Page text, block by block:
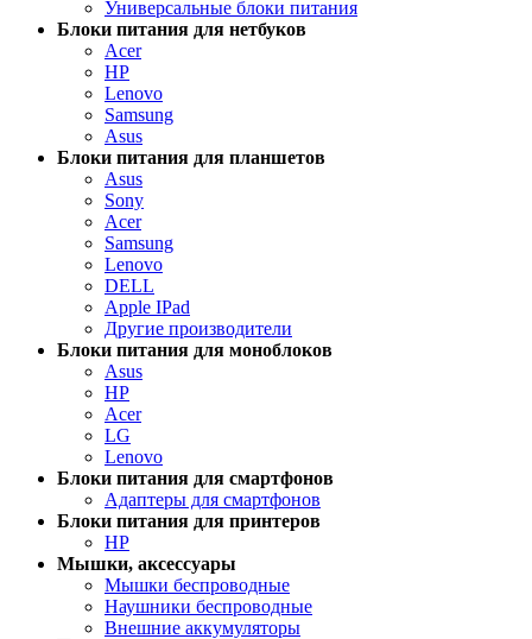
Универсальные блоки питания
Блоки питания для нетбуков
Acer
HP
Lenovo
Samsung
Asus
Блоки питания для планшетов
Asus
Sony
Acer
Samsung
Lenovo
DELL
Apple IPad
Другие производители
Блоки питания для моноблоков
Asus
HP
Acer
LG
Lenovo
Блоки питания для смартфонов
Адаптеры для смартфонов
Блоки питания для принтеров
HP
Мышки, аксессуары
Мышки беспроводные
Наушники беспроводные
Внешние аккумуляторы